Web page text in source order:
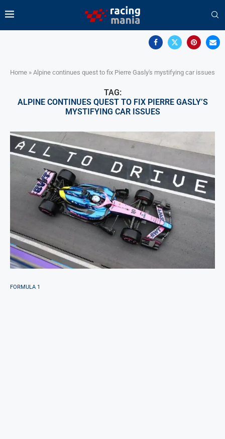
Home » Alpine continues quest to fix Pierre Gasly's mystifying car issues
TAG:
ALPINE CONTINUES QUEST TO FIX PIERRE GASLY’S
MYSTIFYING CAR ISSUES
FORMULA 1